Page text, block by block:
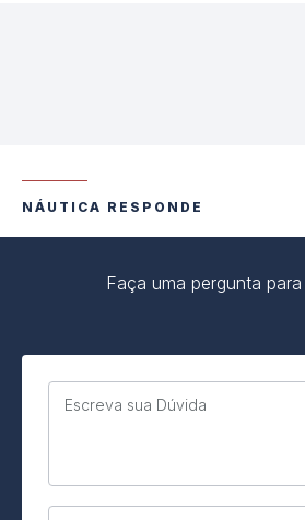
NÁUTICA RESPONDE
Faça uma pergunta
Escreva sua Dúvida